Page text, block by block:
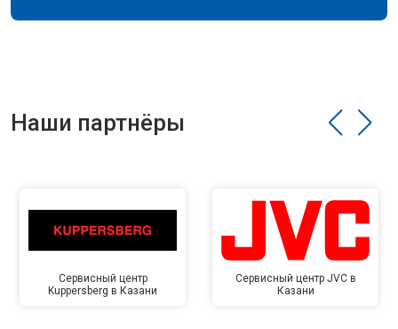
Наши партнёры
Сервисный центр
Kuppersberg в Казани
Сервисный центр JVC в
Казани